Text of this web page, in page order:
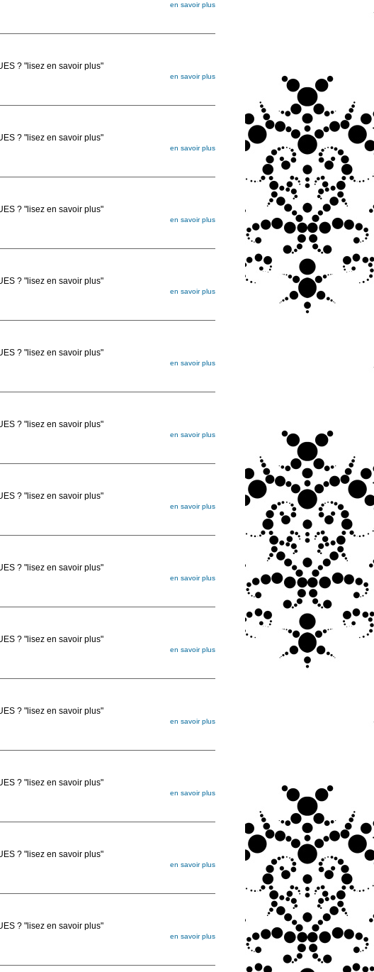
en savoir plus
? "lisez en savoir plus"
en savoir plus
? "lisez en savoir plus"
en savoir plus
? "lisez en savoir plus"
en savoir plus
? "lisez en savoir plus"
en savoir plus
? "lisez en savoir plus"
en savoir plus
? "lisez en savoir plus"
en savoir plus
? "lisez en savoir plus"
en savoir plus
? "lisez en savoir plus"
en savoir plus
? "lisez en savoir plus"
en savoir plus
? "lisez en savoir plus"
en savoir plus
? "lisez en savoir plus"
en savoir plus
? "lisez en savoir plus"
en savoir plus
? "lisez en savoir plus"
en savoir plus